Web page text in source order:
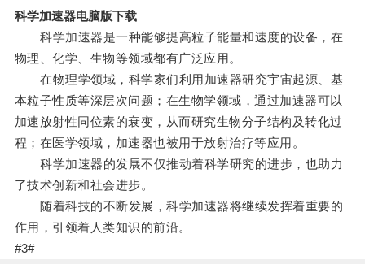
科学加速器电脑版下载
科学加速器是一种能够提高粒子能量和速度的设备，在
物理、化学、生物等领域都有广泛应用。
在物理学领域，科学家们利用加速器研究宇宙起源、基
本粒子性质等深层次问题；在生物学领域，通过加速器可以
加速放射性同位素的衰变，从而研究生物分子结构及转化过
程；在医学领域，加速器也被用于放射治疗等应用。
科学加速器的发展不仅推动着科学研究的进步，也助力
了技术创新和社会进步。
随着科技的不断发展，科学加速器将继续发挥着重要的
作用，引领着人类知识的前沿。
#3#